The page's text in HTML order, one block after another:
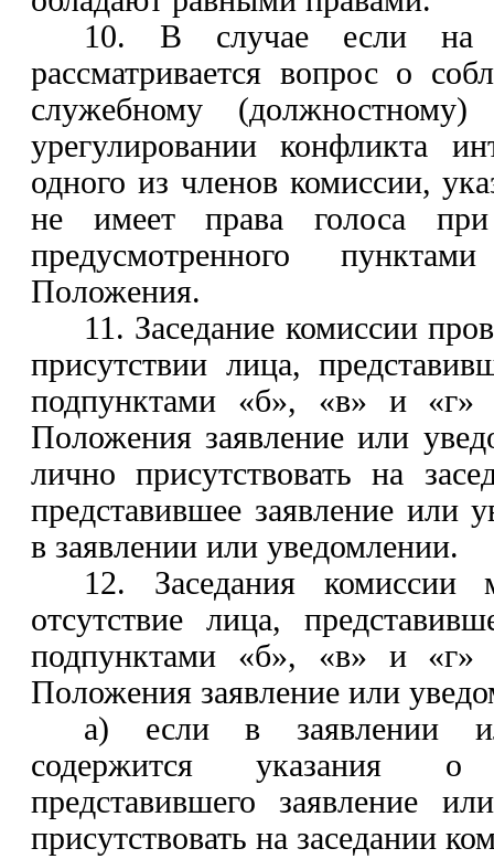
10. В случае если на
рассматривается вопрос о
служебному
урегулировании конфликта
одного из членов комиссии,
не имеет права голоса
предусмотренного
Положения.
11. Заседание комиссии
присутствии лица,
подпунктами «б», «в» и «г»
Положения заявление или
лично присутствовать на
представившее заявление или
в заявлении или уведомлении.
12. Заседания комиссии
отсутствие лица,
подпунктами «б», «в» и «г»
Положения заявление или
а) если в заявлении
содержится указания
представившего заявление
присутствовать на заседании